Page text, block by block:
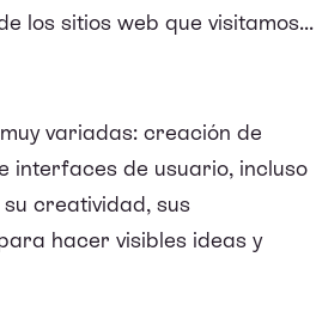
los sitios web que visitamos...
variadas: creación de
interfaces de usuario, incluso
creatividad, sus
hacer visibles ideas y